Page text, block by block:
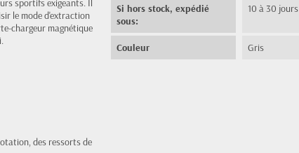
sportifs exigeants. Il
le mode d'extraction
chargeur magnétique
des ressorts de
Si hors stock, expédié
sous:
10 à 30 jours
Couleur Gris